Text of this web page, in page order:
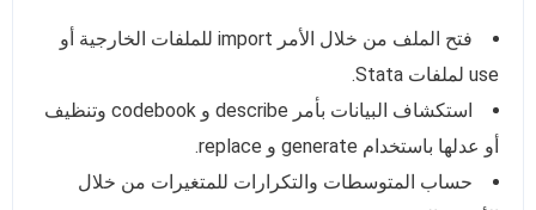
فتح الملف من خلال الأمر import للملفات الخارجية أو
use لملفات Stata.
استكشاف البيانات بأمر describe و codebook وتنظيف
أو عدلها باستخدام generate و replace.
حساب المتوسطات والتكرارات للمتغيرات من خلال